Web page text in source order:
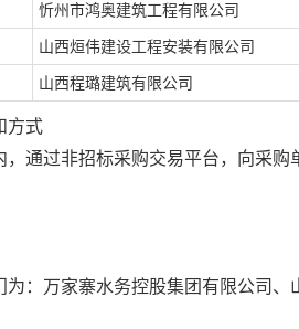
忻州市鸿奥建筑工程有限公司
山西烜伟建设工程安装有限公司
山西程璐建筑有限公司
方式
，通过非招标采购交易平台，向采
为：万家寨水务控股集团有限公司